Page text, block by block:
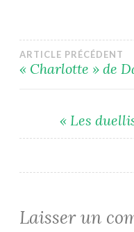
l’article
ARTICLE PRÉCÉDENT
« Charlotte » de
« Les
Laisser un